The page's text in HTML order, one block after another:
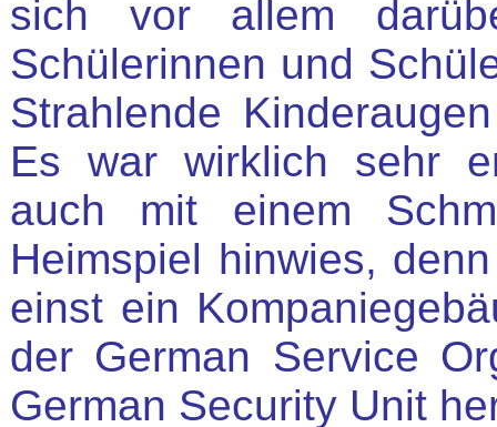
sich vor allem
Schülerinnen und
Strahlende
Es war wirklich sehr
auch mit einem
Heimspiel hinwies,
einst ein
der German Service
German Security Unit